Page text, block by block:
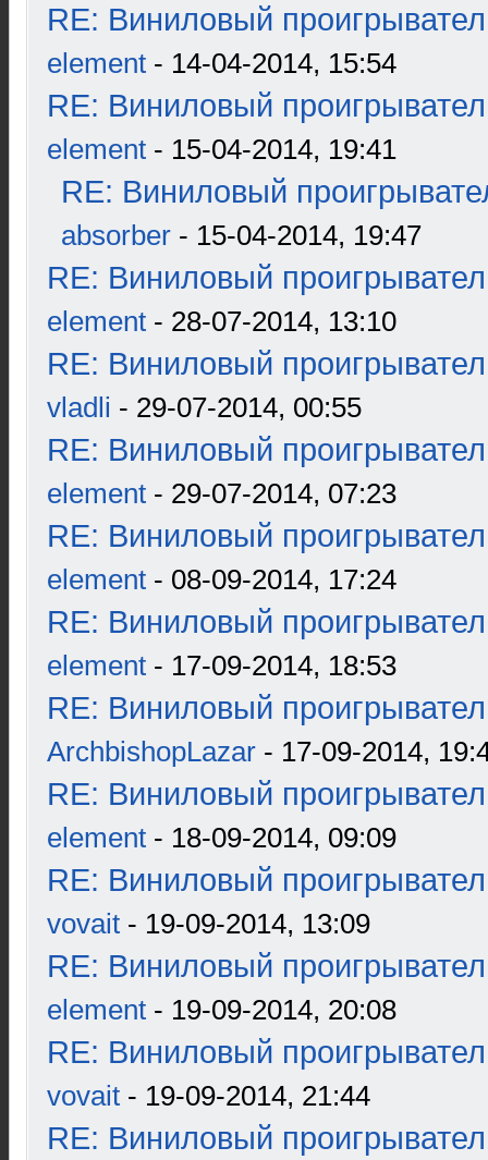
RE: Виниловый
element - 14-04-2014, 15:54
RE: Виниловый
element - 15-04-2014, 19:41
RE: Виниловый
absorber - 15-04-2014, 19:47
RE: Виниловый
element - 28-07-2014, 13:10
RE: Виниловый
vladli - 29-07-2014, 00:55
RE: Виниловый
element - 29-07-2014, 07:23
RE: Виниловый
element - 08-09-2014, 17:24
RE: Виниловый
element - 17-09-2014, 18:53
RE: Виниловый
ArchbishopLazar - 17-09-2014,
RE: Виниловый
element - 18-09-2014, 09:09
RE: Виниловый
vovait - 19-09-2014, 13:09
RE: Виниловый
element - 19-09-2014, 20:08
RE: Виниловый
vovait - 19-09-2014, 21:44
RE: Виниловый